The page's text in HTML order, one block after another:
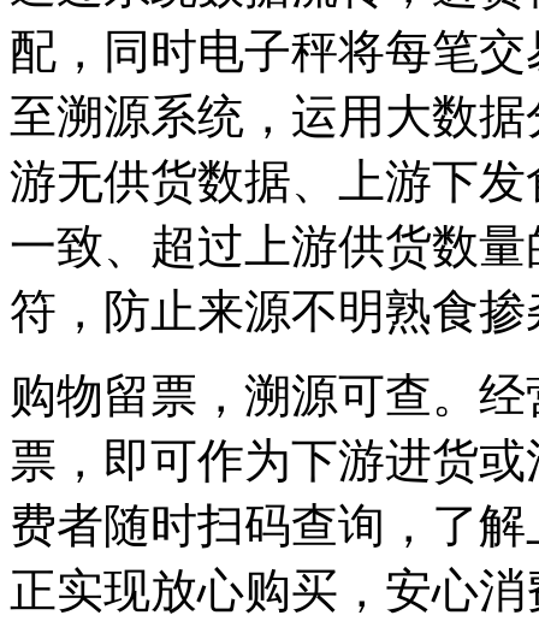
配，同时电子秤将每笔
至溯源系统，运用大数
游无供货数据、上游下
一致、超过上游供货数
符，防止来源不明熟食
购物留票，溯源可查。
票，即可作为下游进货
费者随时扫码查询，了
正实现放心购买，安心消